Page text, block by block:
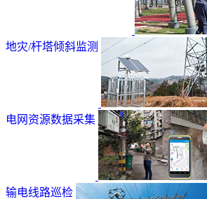
地灾/杆塔倾斜监测
电网资源数据采集
输电线路巡检